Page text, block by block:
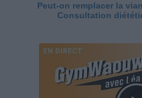
Peut-on remplacer la
Consultation